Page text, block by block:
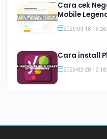
Cara cek
Mobile
2025-03-18
Cara install
2025-02-28